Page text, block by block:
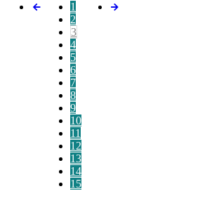
1
2
3
4
5
6
7
8
9
10
11
12
13
14
15